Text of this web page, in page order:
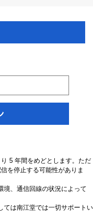
5 年間をめどとします。ただ
を停止する可能性がありま
境、通信回線の状況によって
ては南江堂では一切サポートい